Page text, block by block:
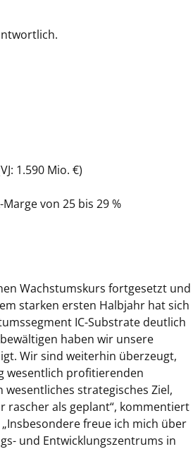
1.590 Mio. €)
von 25 bis 29 %
Wachstumskurs fortgesetzt und
starken ersten Halbjahr hat sich
IC-Substrate deutlich
haben wir unsere
Wir sind weiterhin überzeugt,
wesentlich profitierenden
strategisches Ziel,
rascher als geplant“, kommentiert
freue ich mich über
und Entwicklungszentrums in